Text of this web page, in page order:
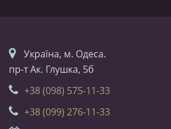
Українa, м. Одеса.
пр-т Ак. Глушка, 5б
+38 (098) 575-11-33
+38 (099) 276-11-33